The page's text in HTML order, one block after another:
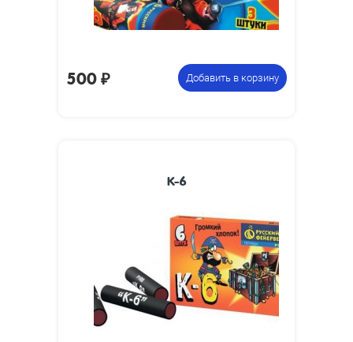
500₽ Добавить в корзину
К-6
78 х 20
Цена указана за
фасовку:
Упаковка из 6